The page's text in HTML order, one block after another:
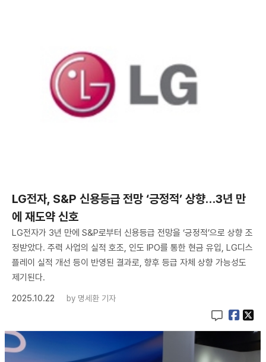
LG전자, S&P 신용등급 전망 ‘긍정적’ 상향…3년 만
에 재도약 신호
LG전자가 3년 만에 S&P로부터 신용등급 전망을 ‘긍정적’으로 상향 조
정받았다. 주력 사업의 실적 호조, 인도 IPO를 통한 현금 유입, LG디스
플레이 실적 개선 등이 반영된 결과로, 향후 등급 자체 상향 가능성도
제기된다.
2025.10.22
by 명세환 기자